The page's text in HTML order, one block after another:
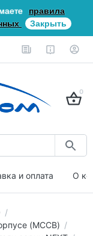
правила
Закрыть
0
и оплата О
(MCCB)